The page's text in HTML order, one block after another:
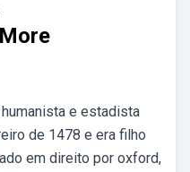
e estadista
de 1478 e era filho
em direito por oxford,